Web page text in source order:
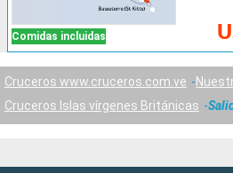
Comidas incluidas
Cruceros www.cruceros.com.ve
Cruceros Islas vírgenes Británicas